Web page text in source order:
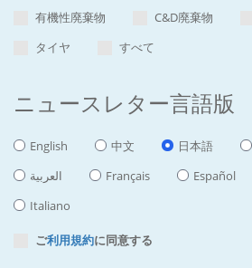
有機性廃棄物
C&D廃棄物
タイヤ
すべて
ニュースレター言語版
English 中文 日本語
العربية
Français Español
Italiano
ご利用規約に同意する